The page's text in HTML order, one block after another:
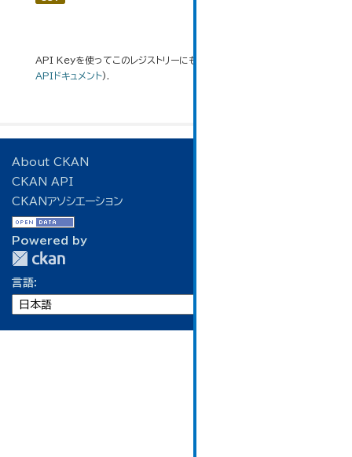
API Keyを使ってこのレジストリーにもアクセス可能です
APIドキュメント).
About CKAN
CKAN API
CKANアソシエーション
Powered by
言語